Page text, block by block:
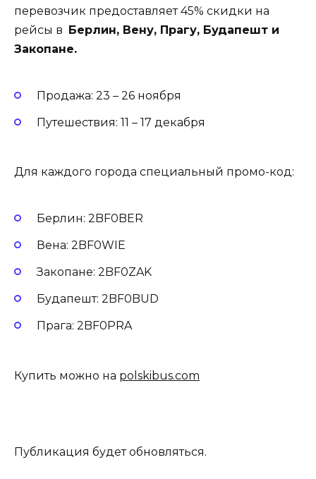
перевозчик предоставляет 45% скидки на
рейсы в
Берлин, Вену, Прагу, Будапешт и
Закопане.
Продажа: 23 – 26 ноября
Путешествия: 11 – 17 декабря
Для каждого города специальный промо-код:
Берлин: 2BF0BER
Вена: 2BF0WIE
Закопане: 2BF0ZAK
Будапешт: 2BF0BUD
Прага: 2BF0PRA
Купить можно на polskibus.com
Публикация будет обновляться.